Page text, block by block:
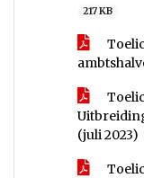
217 KB
(juli 2023)